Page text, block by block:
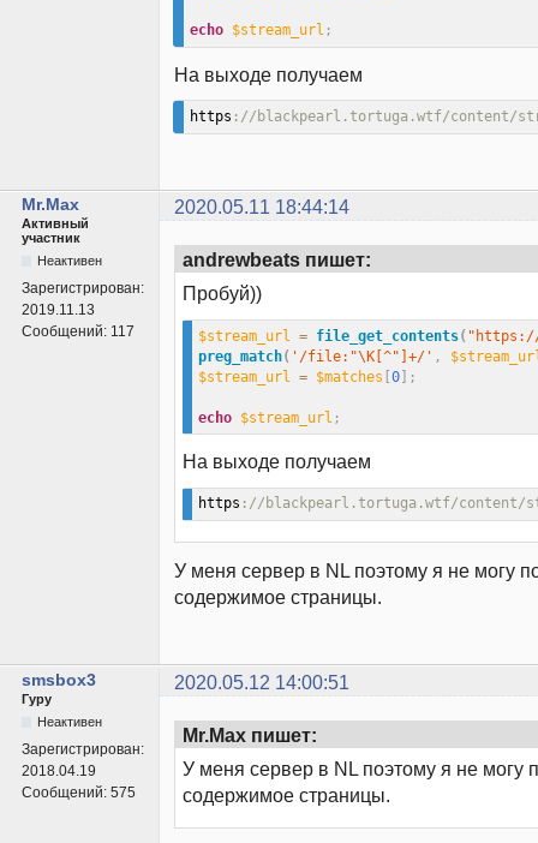
echo $stream_url ;
На выходе получаем
https ://blackpearl.tortuga.wtf/content/
Mr.Max 2020.05.11 18:44:14
Активный
участник
Неактивен
Зарегистрирован:
2019.11.13
Сообщений: 117
andrewbeats пишет:
Пробуй))
$stream_url = file_get_contents(
preg_match( '/file:"\K[^"]+/' ,
$stream_url
= $matches [0] ;
echo $stream_url ;
На выходе получаем
https ://blackpearl.tortuga.wtf/content/
У меня сервер в NL поэтому я не могу
содержимое страницы.
smsbox3 2020.05.12 14:00:51
Гуру
Неактивен
Зарегистрирован:
2018.04.19
Сообщений: 575
Mr.Max пишет:
У меня сервер в NL поэтому я не могу
содержимое страницы.